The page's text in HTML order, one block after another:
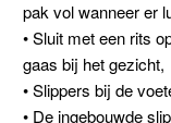
pak vol wanneer er
• Sluit met een rits
gaas bij het gezicht,
• Slippers bij de
• De ingebouwde